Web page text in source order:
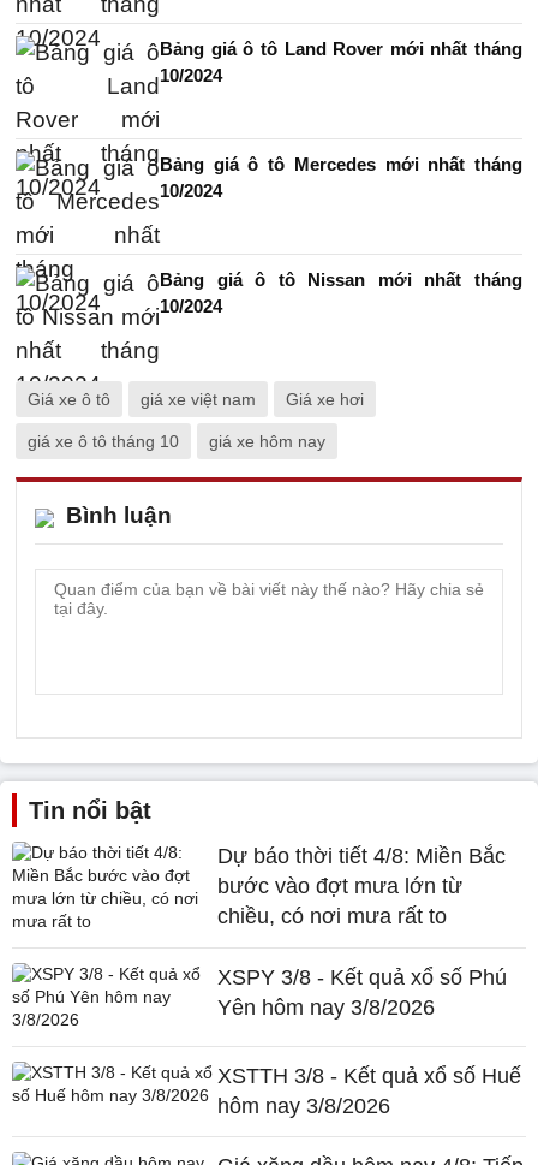
Bảng giá ô tô Land Rover mới nhất tháng
10/2024
Bảng giá ô tô Mercedes mới nhất tháng
10/2024
Bảng giá ô tô Nissan mới nhất tháng
10/2024
Giá xe ô tô giá xe việt nam Giá xe hơi
giá xe ô tô tháng 10 giá xe hôm nay
Bình luận
Tin nổi bật
Dự báo thời tiết 4/8: Miền Bắc
bước vào đợt mưa lớn từ
chiều, có nơi mưa rất to
XSPY 3/8 - Kết quả xổ số Phú
Yên hôm nay 3/8/2026
XSTTH 3/8 - Kết quả xổ số Huế
hôm nay 3/8/2026